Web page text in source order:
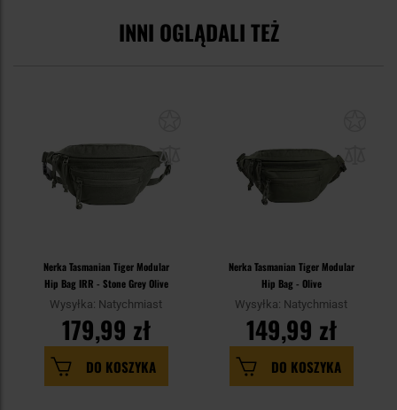
INNI OGLĄDALI TEŻ
Nerka Tasmanian Tiger Modular
Hip Bag IRR - Stone Grey Olive
Wysyłka: Natychmiast
179,99 zł
DO KOSZYKA
Nerka Tasmanian Tiger Modular
Hip Bag - Olive
Wysyłka: Natychmiast
149,99 zł
DO KOSZYKA